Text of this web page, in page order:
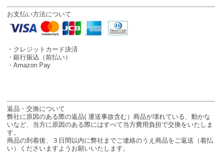
お支払い方法について
・クレジットカード決済
・銀行振込（前払い）
・Amazon Pay
返品・交換について
弊社に原因のある際の返品( 運送事故含む）商品が壊れている、動かな
いなど、当方に原因のある際にはすべて当方費用負担で交換をいたしま
す。
商品の到着後、３日間以内に弊社までご連絡のうえ商品をご返送（着払
い）くださいますようお願いいたします。